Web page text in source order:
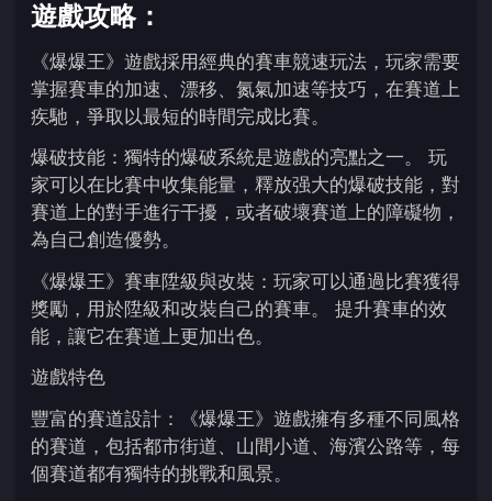
遊戲攻略：
《爆爆王》遊戲採用經典的賽車競速玩法，玩家需要
掌握賽車的加速、漂移、氮氣加速等技巧，在賽道上
疾馳，爭取以最短的時間完成比賽。
爆破技能：獨特的爆破系統是遊戲的亮點之一。 玩
家可以在比賽中收集能量，釋放强大的爆破技能，對
賽道上的對手進行干擾，或者破壞賽道上的障礙物，
為自己創造優勢。
《爆爆王》賽車陞級與改裝：玩家可以通過比賽獲得
獎勵，用於陞級和改裝自己的賽車。 提升賽車的效
能，讓它在賽道上更加出色。
遊戲特色
豐富的賽道設計：《爆爆王》遊戲擁有多種不同風格
的賽道，包括都市街道、山間小道、海濱公路等，每
個賽道都有獨特的挑戰和風景。